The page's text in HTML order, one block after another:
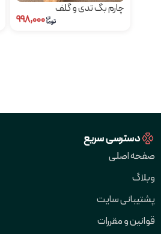
چارم بگ تدی و گلف
دسترسی سریع
صفحه اصلی
وبلاگ
پشتیبانی سایت
قوانین و مقررات